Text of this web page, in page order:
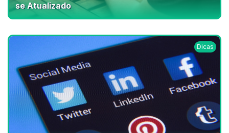
se Atualizado
Dicas